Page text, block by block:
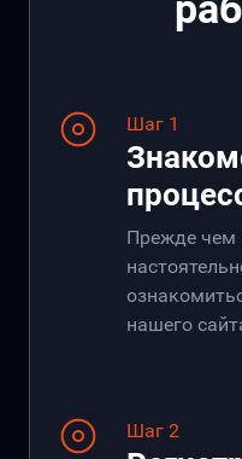
Шаг 1
Прежде чем
нашего
Шаг 2